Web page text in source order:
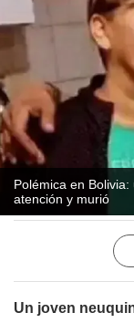
Polémica en
atención y murió
Un joven